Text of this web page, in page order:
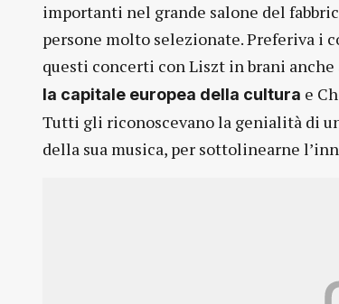
importanti nel grande salone del
persone molto selezionate. Preferiva i
questi concerti con Liszt in brani
la capitale europea della cultura e
Tutti gli riconoscevano la genialità di
della sua musica, per sottolinearne